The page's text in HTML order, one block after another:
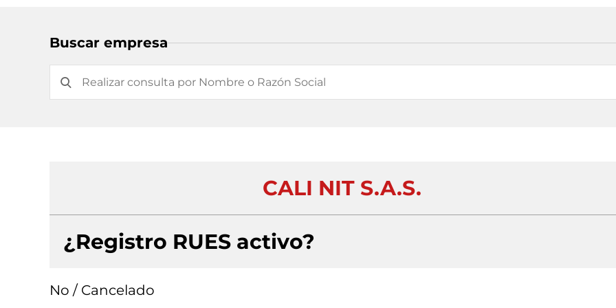
Buscar empresa
CALI NIT S.A.S.
¿Registro RUES activo?
No / Cancelado